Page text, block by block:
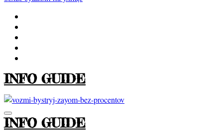
INFO GUIDE
INFO GUIDE